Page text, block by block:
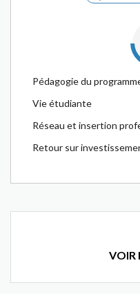
Pédagogie du
Vie étudiante
Réseau et insertion
Retour sur
VOIR